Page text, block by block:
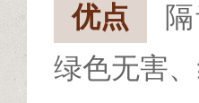
优点
绿色无害、